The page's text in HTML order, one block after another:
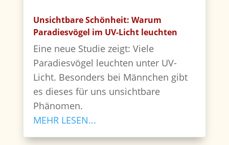
Unsichtbare Schönheit: Warum
Paradiesvögel im UV-Licht leuchten
Eine neue Studie zeigt: Viele
Paradiesvögel leuchten unter UV-
Licht. Besonders bei Männchen gibt
es dieses für uns unsichtbare
Phänomen.
MEHR LESEN...